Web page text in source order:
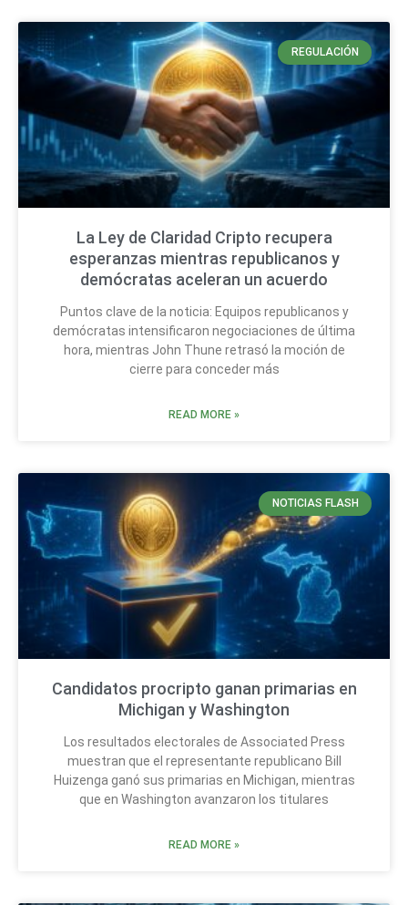
REGULACIÓN
La Ley de Claridad Cripto recupera
esperanzas mientras republicanos y
demócratas aceleran un acuerdo
Puntos clave de la noticia: Equipos republicanos y
demócratas intensificaron negociaciones de última
hora, mientras John Thune retrasó la moción de
cierre para conceder más
READ MORE »
NOTICIAS FLASH
Candidatos procripto ganan primarias en
Michigan y Washington
Los resultados electorales de Associated Press
muestran que el representante republicano Bill
Huizenga ganó sus primarias en Michigan, mientras
que en Washington avanzaron los titulares
READ MORE »